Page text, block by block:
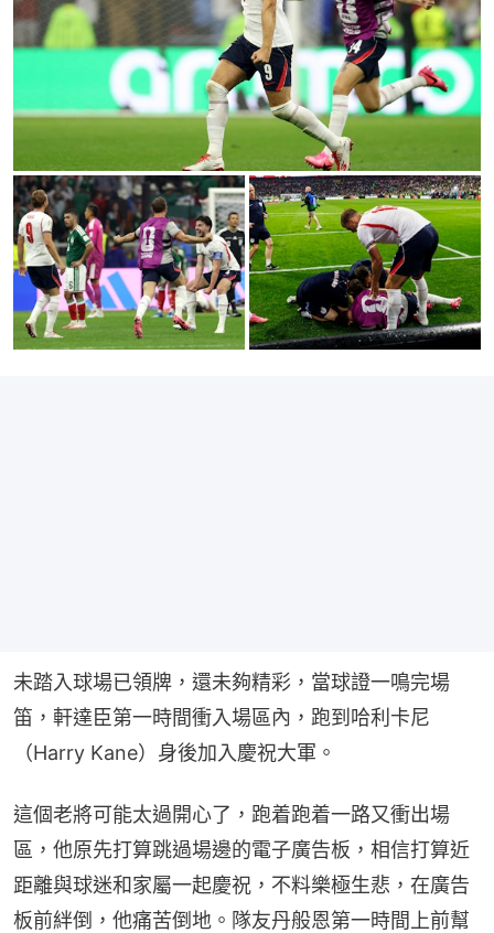
未踏入球場已領牌，還未夠精彩，當球證一鳴完場
笛，軒達臣第一時間衝入場區內，跑到哈利卡尼
（Harry Kane）身後加入慶祝大軍。
這個老將可能太過開心了，跑着跑着一路又衝出場
區，他原先打算跳過場邊的電子廣告板，相信打算近
距離與球迷和家屬一起慶祝，不料樂極生悲，在廣告
板前絆倒，他痛苦倒地。隊友丹般恩第一時間上前幫